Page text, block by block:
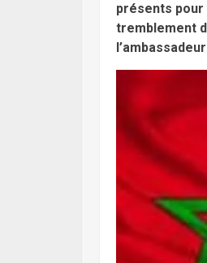
présents
tremblement